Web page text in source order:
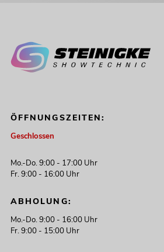
ÖFFNUNGSZEITEN:
Geschlossen
Mo.-Do. 9:00 - 17:00 Uhr
Fr. 9:00 - 16:00 Uhr
ABHOLUNG:
Mo.-Do. 9:00 - 16:00 Uhr
Fr. 9:00 - 15:00 Uhr